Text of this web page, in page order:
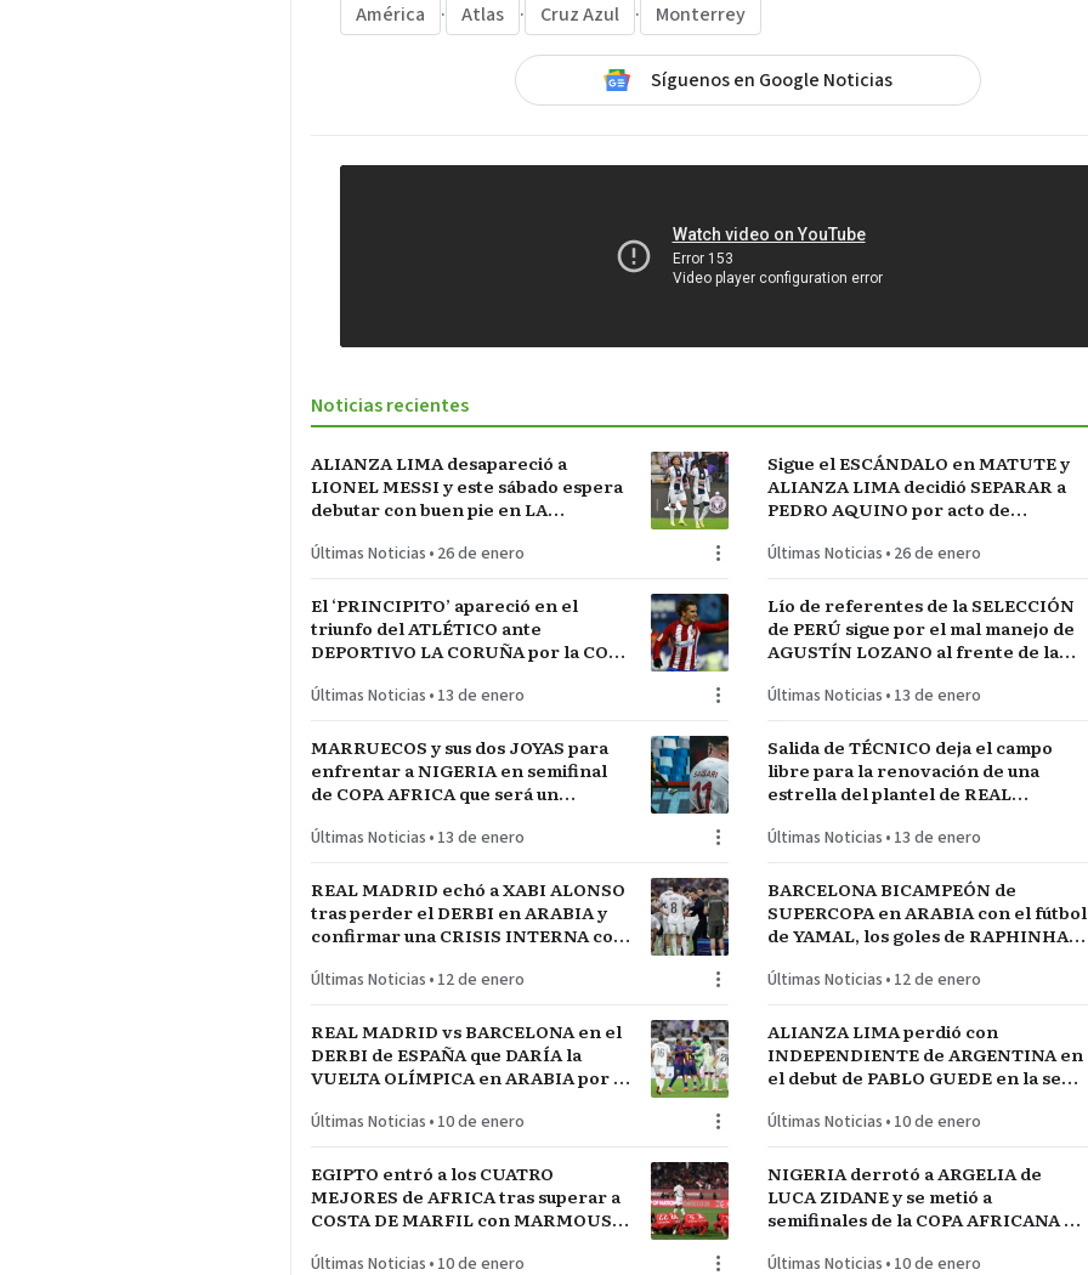
América
· Atlas · Cruz Azul · Monterrey
Síguenos en Google Noticias
Noticias recientes
ALIANZA LIMA desapareció a
LIONEL MESSI y este sábado espera
debutar con buen pie en LA
Últimas Noticias • 26 de enero
Sigue el ESCÁNDALO en MATUTE y
ALIANZA LIMA decidió SEPARAR a
PEDRO AQUINO por acto de
Últimas Noticias • 26 de enero
El ‘PRINCIPITO’ apareció en el
triunfo del ATLÉTICO ante
DEPORTIVO LA CORUÑA por la COPA
Últimas Noticias • 13 de enero
Lío de referentes de la SELECCIÓN
de PERÚ sigue por el mal manejo de
AGUSTÍN LOZANO al frente de la
Últimas Noticias • 13 de enero
MARRUECOS y sus dos JOYAS para
enfrentar a NIGERIA en semifinal
de COPA AFRICA que será un
reservado
Últimas Noticias • 13 de enero
Salida de TÉCNICO deja el campo
libre para la renovación de una
estrella del plantel de REAL
Últimas Noticias • 13 de enero
REAL MADRID echó a XABI ALONSO
tras perder el DERBI en ARABIA y
confirmar una CRISIS INTERNA con
Últimas Noticias • 12 de enero
BARCELONA BICAMPEÓN de
SUPERCOPA en ARABIA con el fútbol
de YAMAL, los goles de RAPHINHA y
Últimas Noticias • 12 de enero
REAL MADRID vs BARCELONA en el
DERBI de ESPAÑA que DARÍA la
VUELTA OLÍMPICA en ARABIA por el
Últimas Noticias • 10 de enero
ALIANZA LIMA perdió con
INDEPENDIENTE de ARGENTINA en
el debut de PABLO GUEDE en la serie
Últimas Noticias • 10 de enero
EGIPTO entró a los CUATRO
MEJORES de AFRICA tras superar a
COSTA DE MARFIL con MARMOUSH
Últimas Noticias • 10 de enero
NIGERIA derrotó a ARGELIA de
LUCA ZIDANE y se metió a
semifinales de la COPA AFRICANA de
Últimas Noticias • 10 de enero